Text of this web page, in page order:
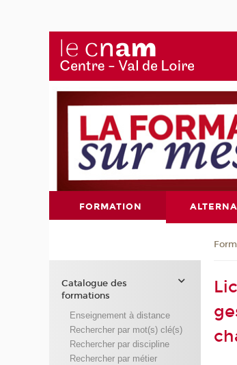
FORMATION
Catalogue des
formations
Enseignement à distance
Rechercher par mot(s) clé(s)
Rechercher par discipline
Rechercher par métier